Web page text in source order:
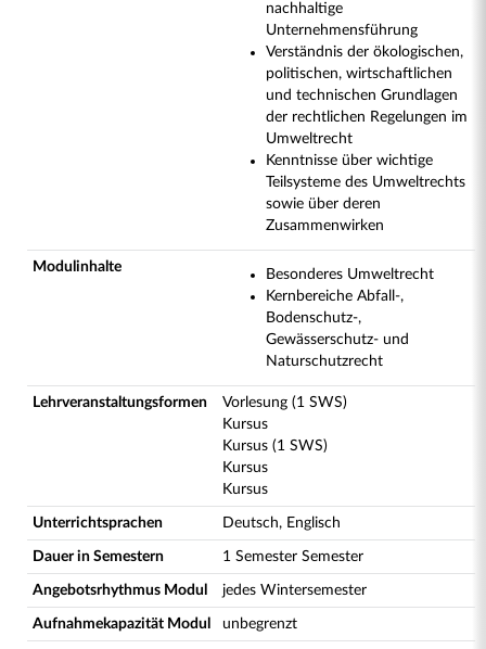
nachhaltige
Unternehmensführung
Verständnis der ökologischen,
politischen, wirtschaftlichen
und technischen Grundlagen
der rechtlichen Regelungen im
Umweltrecht
Kenntnisse über wichtige
Teilsysteme des Umweltrechts
sowie über deren
Zusammenwirken
Modulinhalte
Besonderes Umweltrecht
Kernbereiche Abfall-,
Bodenschutz-,
Gewässerschutz- und
Naturschutzrecht
Lehrveranstaltungsformen
Vorlesung (1 SWS)
Kursus
Kursus (1 SWS)
Kursus
Kursus
Unterrichtsprachen Deutsch, Englisch
Dauer in Semestern 1 Semester Semester
Angebotsrhythmus Modul jedes Wintersemester
Aufnahmekapazität Modul unbegrenzt